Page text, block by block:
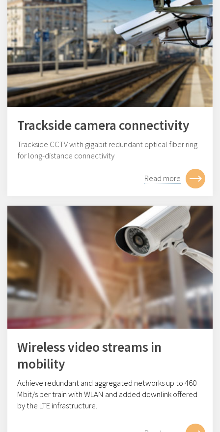
Trackside camera connectivity
Trackside CCTV with gigabit redundant optical fiber ring
for long-distance connectivity
Read more
Wireless video streams in
mobility
Achieve redundant and aggregated networks up to 460
Mbit/s per train with WLAN and added downlink offered
by the LTE infrastructure.